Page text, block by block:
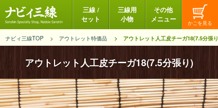
三線 /
セット
三線用
小物
その他
メニュー
ナビィ三線TOP アウトレット特価品 アウトレット人工皮チーガ18(7.5分張
アウトレット人工皮チーガ18(7.5分張り)